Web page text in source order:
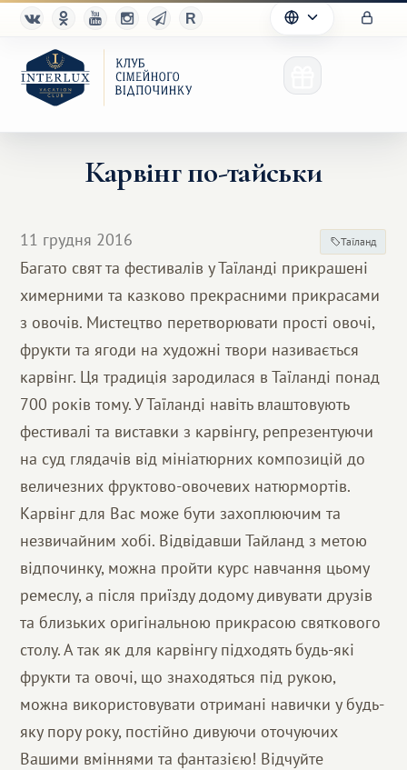
Переваги
Партнерам
Карвінг по-тайськи
11 грудня 2016 Таїланд
Багато свят та фестивалів у Таїланді прикрашені
химерними та казково прекрасними прикрасами
з овочів. Мистецтво перетворювати прості овочі,
фрукти та ягоди на художні твори називається
карвінг. Ця традиція зародилася в Таїланді понад
700 років тому. У Таїланді навіть влаштовують
фестивалі та виставки з карвінгу, репрезентуючи
на суд глядачів від мініатюрних композицій до
величезних фруктово-овочевих натюрмортів.
Карвінг для Вас може бути захоплюючим та
незвичайним хобі. Відвідавши Тайланд з метою
відпочинку, можна пройти курс навчання цьому
ремеслу, а після приїзду додому дивувати друзів
та близьких оригінальною прикрасою святкового
столу. А так як для карвінгу підходять будь-які
фрукти та овочі, що знаходяться під рукою,
можна використовувати отримані навички у будь-
яку пору року, постійно дивуючи оточуючих
Вашими вміннями та фантазією! Відчуйте